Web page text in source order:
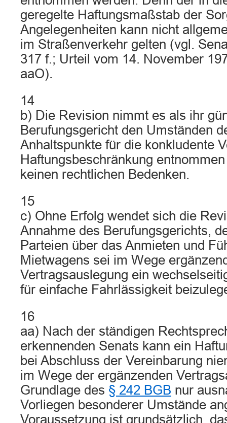
geregelte Haftungsmaßstab der
Angelegenheiten kann nicht
im Straßenverkehr gelten (vgl.
317 f.; Urteil vom 14. November
aaO).
14
b) Die Revision nimmt es als ihr
Berufungsgericht den Umständen
Anhaltspunkte für die konkludente
Haftungsbeschränkung
keinen rechtlichen Bedenken.
15
c) Ohne Erfolg wendet sich die
Annahme des Berufungsgerichts,
Parteien über das Anmieten und
Mietwagens sei im Wege
Vertragsauslegung ein
für einfache Fahrlässigkeit
16
aa) Nach der ständigen
erkennenden Senats kann ein
bei Abschluss der Vereinbarung
im Wege der ergänzenden
Grundlage des § 242 BGB nur
Vorliegen besonderer Umstände
Voraussetzung ist grundsätzlich,